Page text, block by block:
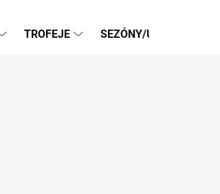
TROFEJE SEZÓNY/UDÁLOSTI